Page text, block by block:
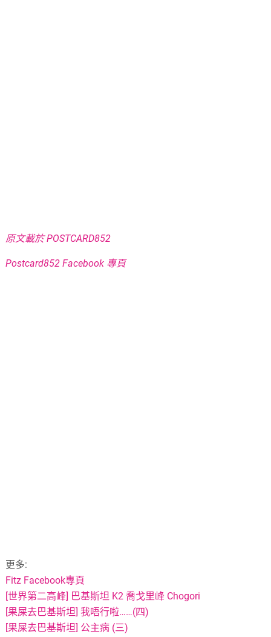
原文載於 POSTCARD852
Postcard852 Facebook 專頁
更多:
Fitz Facebook專頁
[世界第二高峰] 巴基斯坦 K2 喬戈里峰 Chogori
[果屎去巴基斯坦] 我唔行啦……(四)
[果屎去巴基斯坦] 公主病 (三)